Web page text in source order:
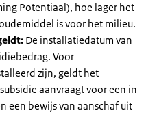
Potentiaal), hoe lager het
is voor het milieu.
De installatiedatum van
Voor
zijn, geldt het
aanvraagt voor een in
een bewijs van aanschaf uit